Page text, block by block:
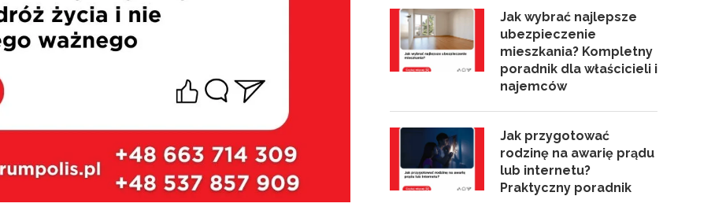
Jak wybrać najlepsze
ubezpieczenie
mieszkania? Kompletny
poradnik dla właścicieli i
najemców
Jak przygotować
rodzinę na awarię prądu
lub internetu?
Praktyczny poradnik